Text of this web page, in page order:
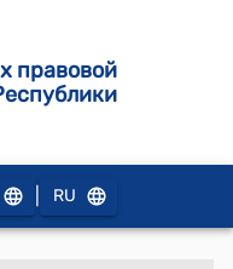
правовой
RU